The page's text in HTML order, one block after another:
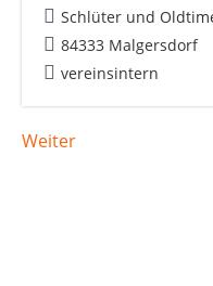
Schlüter und
84333 Malgersdorf
vereinsintern
Weiter